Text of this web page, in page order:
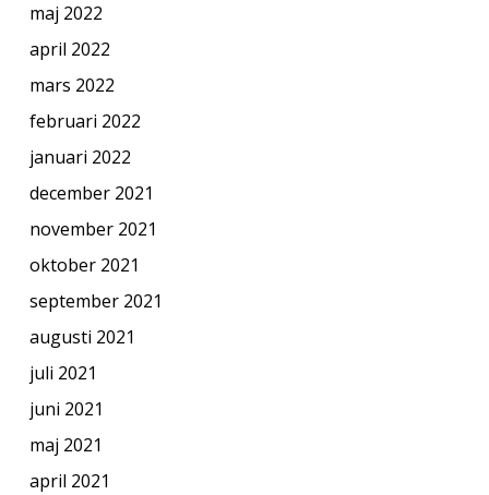
maj 2022
april 2022
mars 2022
februari 2022
januari 2022
december 2021
november 2021
oktober 2021
september 2021
augusti 2021
juli 2021
juni 2021
maj 2021
april 2021